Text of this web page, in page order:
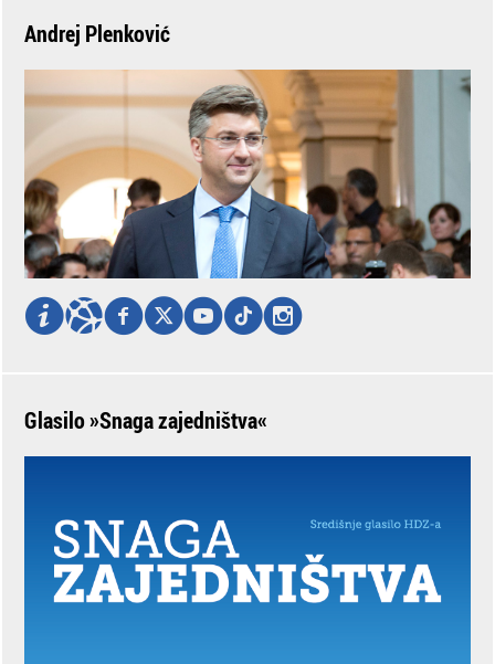
Andrej Plenković
Glasilo »Snaga zajedništva«